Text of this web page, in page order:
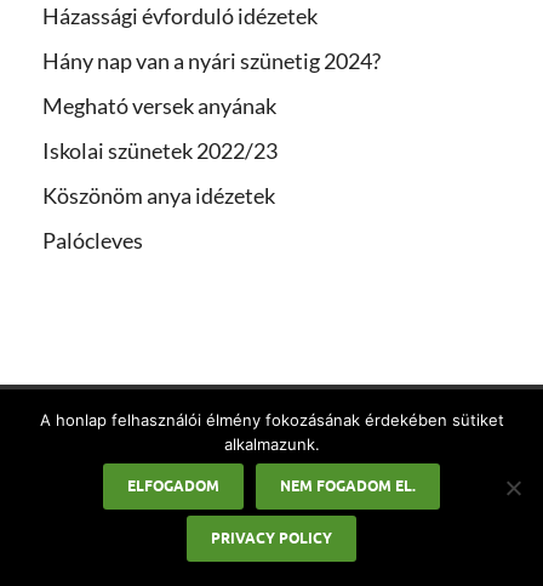
Házassági évforduló idézetek
Hány nap van a nyári szünetig 2024?
Megható versek anyának
Iskolai szünetek 2022/23
Köszönöm anya idézetek
Palócleves
LEGÚJABB CIKKEK
Állások Magyarországon:
Eredményes munkakeresés és
ingyenes álláshirdetés feladása a
A honlap felhasználói élmény fokozásának érdekében sütiket
alkalmazunk.
ELFOGADOM NEM FOGADOM EL.
PRIVACY POLICY